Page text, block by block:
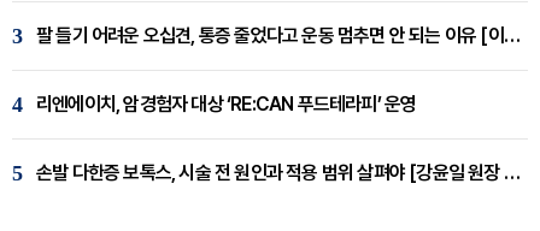
3 팔 들기 어려운 오십견, 통증 줄었다고 운동 멈추면 안 되는 이유 [이병욱 원장 칼럼]
4 리엔에이치, 암경험자 대상 ‘RE:CAN 푸드테라피’ 운영
5 손발 다한증 보톡스, 시술 전 원인과 적용 범위 살펴야 [강윤일 원장 칼럼]